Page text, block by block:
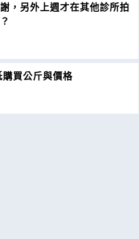
，另外上週才在其他診所拍
買公斤與價格